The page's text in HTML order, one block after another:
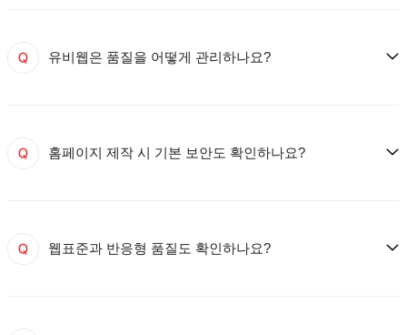
유비웹은 품질을 어떻게 관리하나요?
홈페이지 제작 시 기본 보안도 확인하나요?
웹표준과 반응형 품질도 확인하나요?